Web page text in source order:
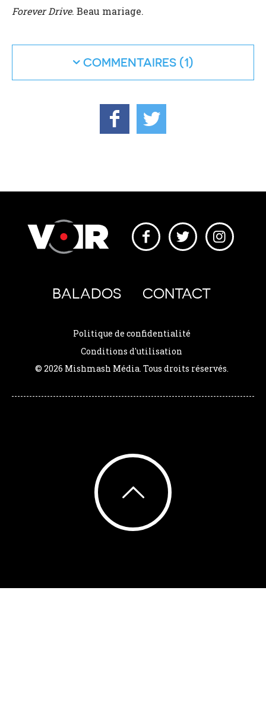
Forever Drive. Beau mariage.
COMMENTAIRES
BALADOS CONTACT
Politique de confidentialité
Conditions d'utilisation
© 2026 Mishmash Média. Tous droits réservés.